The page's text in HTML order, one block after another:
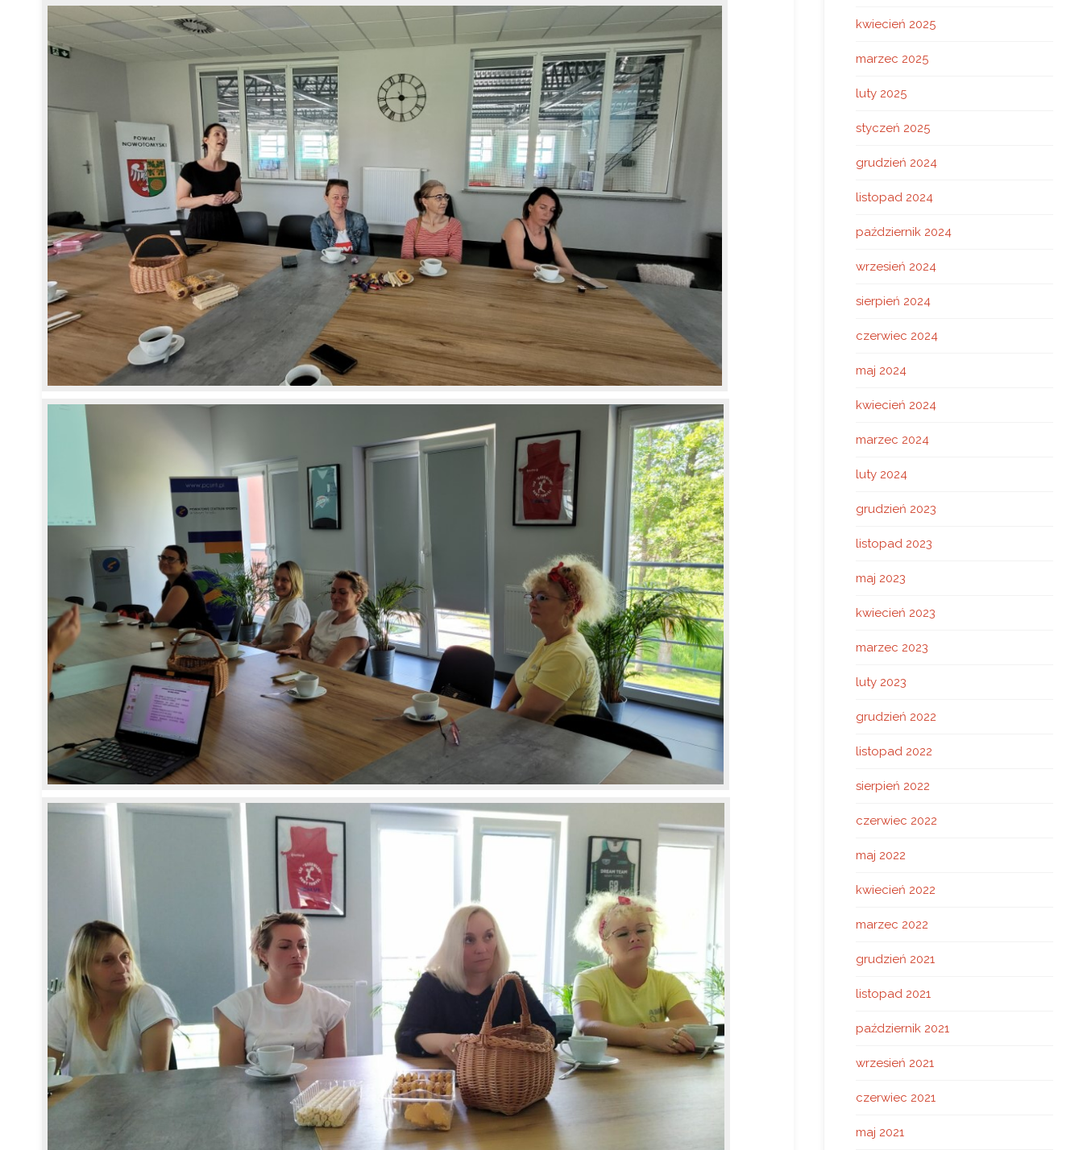
kwiecień 2025
marzec 2025
luty 2025
styczeń 2025
grudzień 2024
listopad 2024
październik 2024
wrzesień 2024
sierpień 2024
czerwiec 2024
maj 2024
kwiecień 2024
marzec 2024
luty 2024
grudzień 2023
listopad 2023
maj 2023
kwiecień 2023
marzec 2023
luty 2023
grudzień 2022
listopad 2022
sierpień 2022
czerwiec 2022
maj 2022
kwiecień 2022
marzec 2022
grudzień 2021
listopad 2021
październik 2021
wrzesień 2021
czerwiec 2021
maj 2021